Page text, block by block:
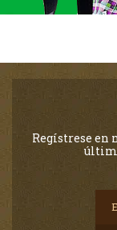
Regístrese en